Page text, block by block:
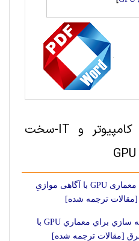
سایر منابع مهندسی کامپیوتر و IT-سخت
یک مدل تحلیلی برای یک معماری GPU با آگاهی موازیِ
ترجمه شده]
تجزيه و تحليل برق و بهينه سازي‌ براي معماري GPU با
[مقالات ترجمه شده]